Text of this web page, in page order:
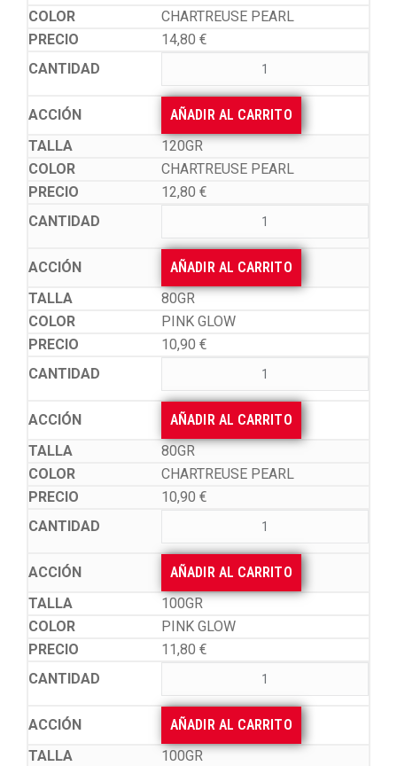
CHARTREUSE PEARL
14,80 €
AÑADIR AL CARRITO
120GR
CHARTREUSE PEARL
12,80 €
AÑADIR AL CARRITO
80GR
PINK GLOW
10,90 €
AÑADIR AL CARRITO
80GR
CHARTREUSE PEARL
10,90 €
AÑADIR AL CARRITO
100GR
PINK GLOW
11,80 €
AÑADIR AL CARRITO
100GR